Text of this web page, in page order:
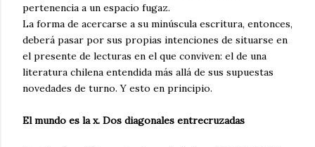
pertenencia a un espacio fugaz.
La forma de acercarse a su minúscula escritura, entonces,
deberá pasar por sus propias intenciones de situarse en
el presente de lecturas en el que conviven: el de una
literatura chilena entendida más allá de sus supuestas
novedades de turno. Y esto en principio.
El mundo es la x. Dos diagonales entrecruzadas